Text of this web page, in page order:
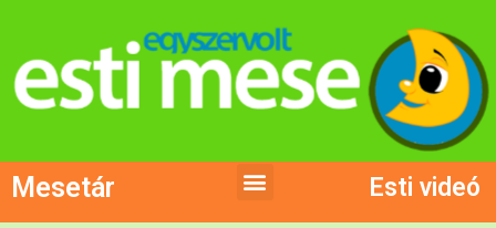
Mesetár Esti videó